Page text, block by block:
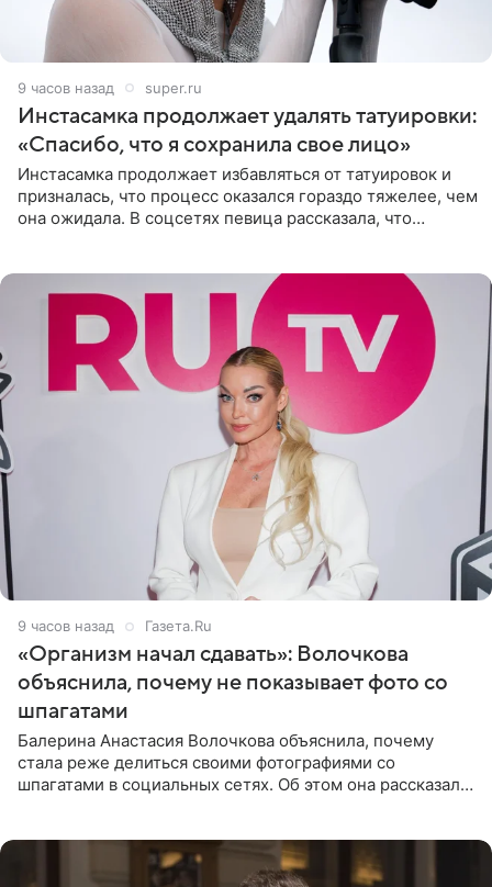
9 часов назад super.ru
Инстасамка продолжает удалять татуировки:
«Спасибо, что я сохранила свое лицо»
Инстасамка продолжает избавляться от татуировок и
призналась, что процесс оказался гораздо тяжелее, чем
она ожидала. В соцсетях певица рассказала, что
9 часов назад Газета.Ru
«Организм начал сдавать»: Волочкова
объяснила, почему не показывает фото со
шпагатами
Балерина Анастасия Волочкова объяснила, почему
стала реже делиться своими фотографиями со
шпагатами в социальных сетях. Об этом она рассказала